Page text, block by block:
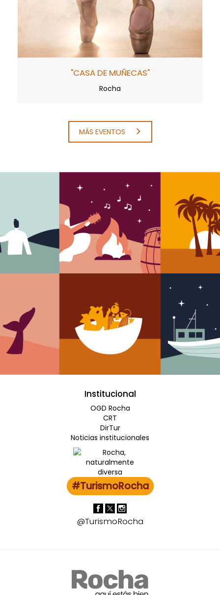
"CASA DE MUÑECAS"
Rocha
MÁS EVENTOS
Institucional
OGD Rocha
CRT
DirTur
Noticias institucionales
#TurismoRocha
@TurismoRocha